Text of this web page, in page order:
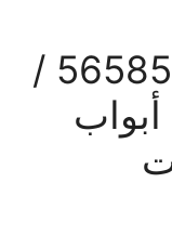
ابوالحصاني / 56585569 /